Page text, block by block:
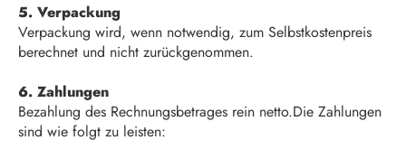
5. Verpackung
Verpackung wird, wenn notwendig, zum Selbstkostenpreis
berechnet und nicht zurückgenommen.
6. Zahlungen
Bezahlung des Rechnungsbetrages rein netto.Die Zahlungen
sind wie folgt zu leisten: